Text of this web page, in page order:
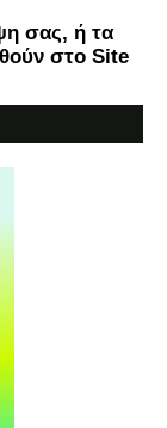
σας, ή τα
στο Site